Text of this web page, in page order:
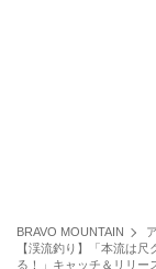
BRAVO MOUNTAIN
【渓流釣り】「本流は
る！」キャッチ＆リリー